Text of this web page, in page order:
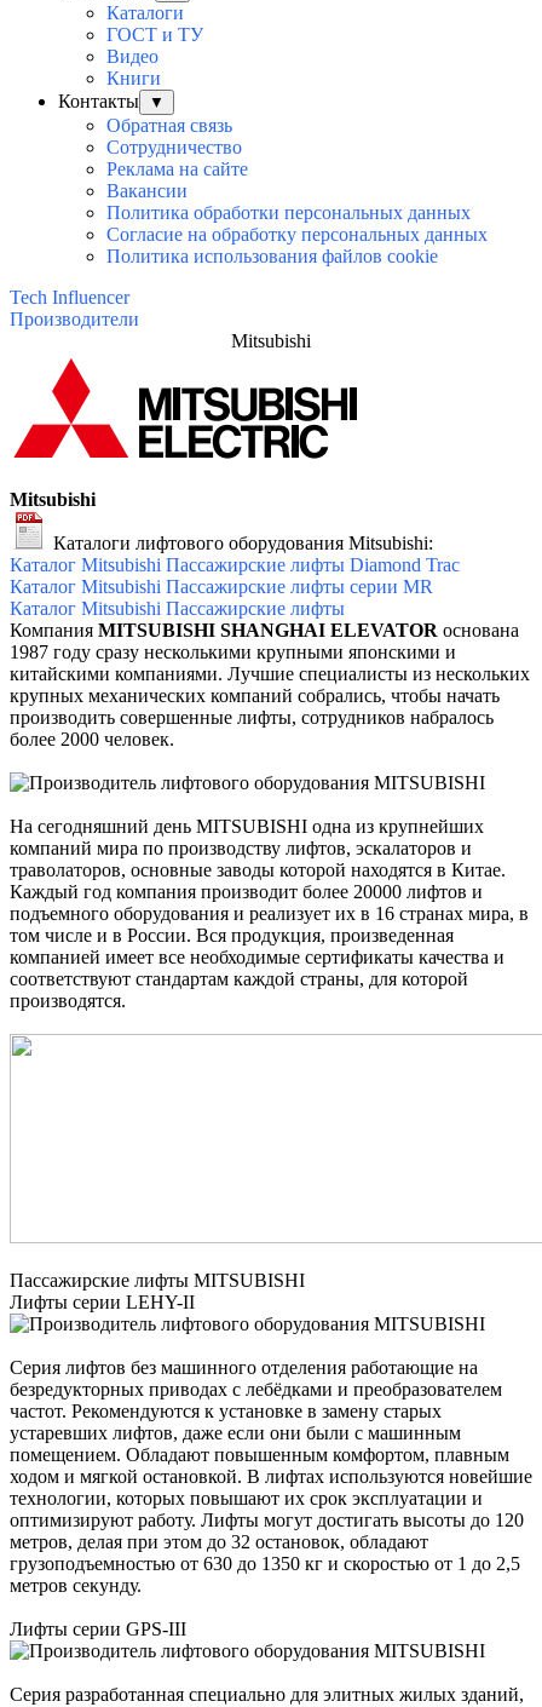
Каталоги
ГОСТ и ТУ
Видео
Книги
Контакты
▼
Обратная связь
Сотрудничество
Реклама на сайте
Вакансии
Политика обработки персональных данных
Согласие на обработку персональных данных
Политика использования файлов cookie
Tech Influencer
Производители
Mitsubishi
Mitsubishi
Каталоги лифтового оборудования Mitsubishi:
Каталог Mitsubishi Пассажирские лифты Diamond Trac
Каталог Mitsubishi Пассажирские лифты серии MR
Каталог Mitsubishi Пассажирские лифты
Компания MITSUBISHI SHANGHAI ELEVATOR основана
1987 году сразу несколькими крупными японскими и
китайскими компаниями. Лучшие специалисты из нескольких
крупных механических компаний собрались, чтобы начать
производить совершенные лифты, сотрудников набралось
более 2000 человек.
На сегодняшний день MITSUBISHI одна из крупнейших
компаний мира по производству лифтов, эскалаторов и
траволаторов, основные заводы которой находятся в Китае.
Каждый год компания производит более 20000 лифтов и
подъемного оборудования и реализует их в 16 странах мира, в
том числе и в России. Вся продукция, произведенная
компанией имеет все необходимые сертификаты качества и
соответствуют стандартам каждой страны, для которой
производятся.
Пассажирские лифты MITSUBISHI
Лифты серии LEHY-II
Серия лифтов без машинного отделения работающие на
безредукторных приводах с лебёдками и преобразователем
частот. Рекомендуются к установке в замену старых
устаревших лифтов, даже если они были с машинным
помещением. Обладают повышенным комфортом, плавным
ходом и мягкой остановкой. В лифтах используются новейшие
технологии, которых повышают их срок эксплуатации и
оптимизируют работу. Лифты могут достигать высоты до 120
метров, делая при этом до 32 остановок, обладают
грузоподъемностью от 630 до 1350 кг и скоростью от 1 до 2,5
метров секунду.
Лифты серии GPS-III
Серия разработанная специально для элитных жилых зданий,